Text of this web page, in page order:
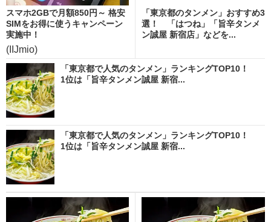
スマホ2GBで月額850円～ 格安
SIMをお得に使うキャンペーン
実施中！
(IIJmio)
「東京都のタンメン」おすすめ3
選！ 「はつね」「旨辛タンメ
ン誠屋 新宿店」などを...
「東京都で人気のタンメン」ランキングTOP10！
1位は「旨辛タンメン誠屋 新宿...
「東京都で人気のタンメン」ランキングTOP10！
1位は「旨辛タンメン誠屋 新宿...